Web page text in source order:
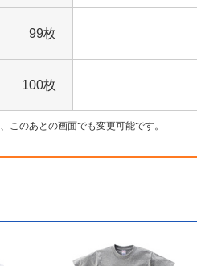
99枚
100枚
このあとの画面でも変更可能です。